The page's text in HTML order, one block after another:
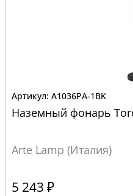
A1036PA-1BK
Наземный фонарь
Arte Lamp (Италия)
5 243 ₽